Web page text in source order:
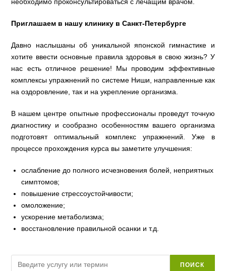
Приглашаем в нашу клинику в Санкт-Петербурге
Давно наслышаны об уникальной японской гимнастике и
хотите ввести основные правила здоровья в свою жизнь? У
нас есть отличное решение! Мы проводим эффективные
комплексы упражнений по системе Ниши, направленные как
на оздоровление, так и на укрепление организма.
В нашем центре опытные профессионалы проведут точную
диагностику и сообразно особенностям вашего организма
подготовят оптимальный комплекс упражнений. Уже в
процессе прохождения курса вы заметите улучшения:
ослабление до полного исчезновения болей, неприятных
симптомов;
повышение стрессоустойчивости;
омоложение;
ускорение метаболизма;
восстановление правильной осанки и т.д.
ПОИСК